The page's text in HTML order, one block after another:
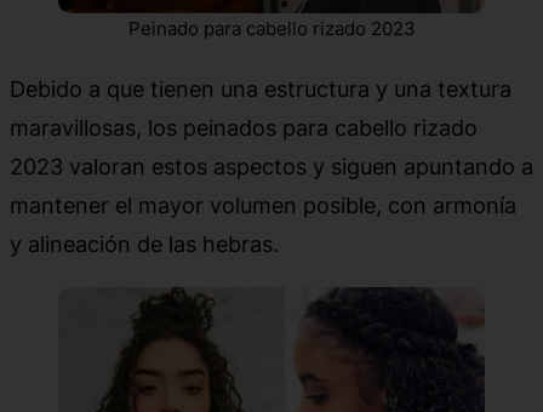
Peinado para cabello rizado 2023
Debido a que tienen una estructura y una textura
maravillosas, los peinados para cabello rizado
2023 valoran estos aspectos y siguen apuntando a
mantener el mayor volumen posible, con armonía
y alineación de las hebras.